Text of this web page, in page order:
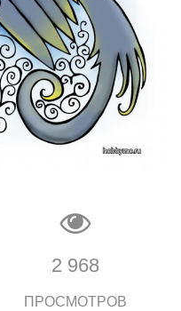
2 968
ПРОСМОТРОВ